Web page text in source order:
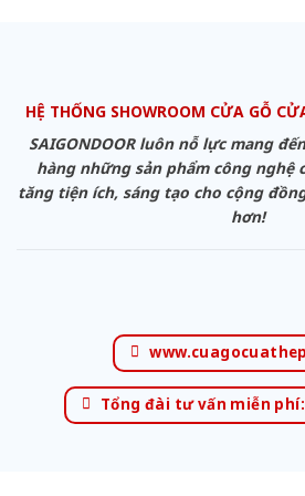
HỆ THỐNG SHOWROOM CỬA GỖ
SAIGONDOOR luôn nỗ lực mang
hàng những sản phẩm công nghệ
tăng tiện ích, sáng tạo cho cộng
hơn!
Tổng đài tư vấn miễn phí: